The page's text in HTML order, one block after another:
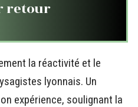
retour
la réactivité et le
lyonnais. Un
expérience, soulignant la